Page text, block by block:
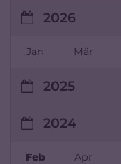
2026
Jan Mär
2025
2024
Feb Apr